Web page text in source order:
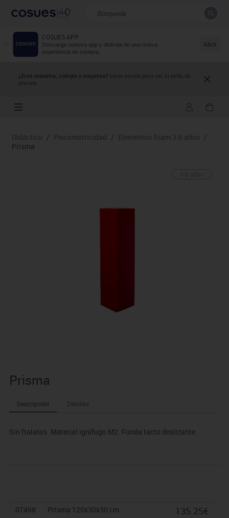
COSUES APP
Descarga nuestra app y disfruta de una nueva
experiencia de compra.
Abrir
¿Eres maestro, colegio o empresa? Inicia sesión para ver tu tarifa de
precios.
Resultados de la búsqueda
Didáctico / Psicomotricidad / Elementos·foam 3-6 años /
Prisma
Prisma
Descripción Detalles
Sin ftalatos. Material ignífugo M2. Funda tacto deslizante.
07498
Prisma 120x30x30 cm
135.25€